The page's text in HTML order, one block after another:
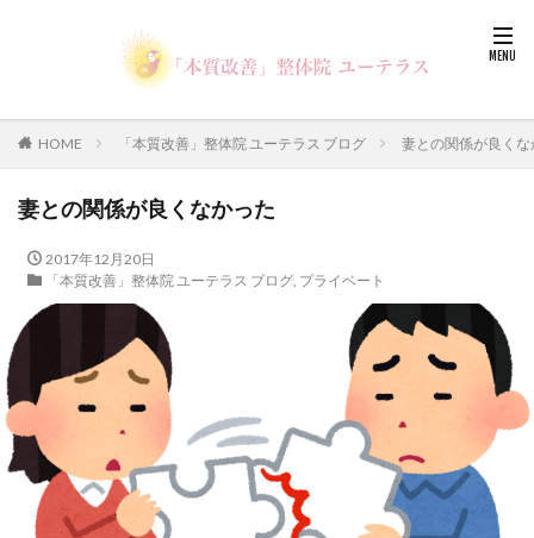
HOME 「本質改善」整体院 ユーテラス ブログ 妻との関係が良くな
妻との関係が良くなかった
2017年12月20日
「本質改善」整体院 ユーテラス ブログ, プライベート